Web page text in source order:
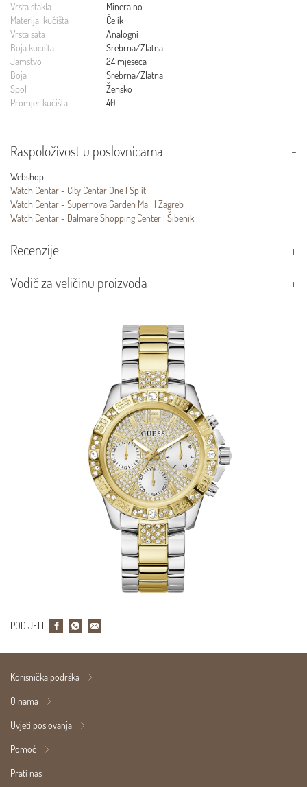
Vrsta stakla
Mineralno
Materijal kućišta
Čelik
Vrsta sata
Analogni
Boja kućišta
Srebrna/Zlatna
Jamstvo
24 mjeseca
Boja
Srebrna/Zlatna
Spol
Žensko
Promjer kućišta
40
Raspoloživost u poslovnicama
Webshop
Watch Centar - City Centar One | Split
Watch Centar - Supernova Garden Mall | Zagreb
Watch Centar - Dalmare Shopping Center | Šibenik
Recenzije
Vodič za veličinu proizvoda
PODIJELI
Korisnička podrška
O nama
Uvjeti poslovanja
Pomoć
Prati nas